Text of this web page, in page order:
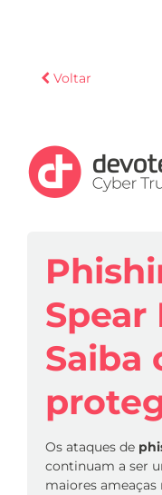
Voltar
Spear
Saiba
Os ataques de
continuam a ser
maiores ameaças